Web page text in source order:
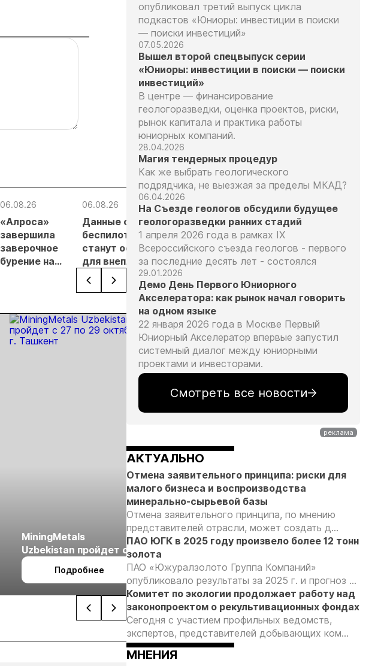
06.08.26
«Алроса»
завершила
заверочное
бурение на
06.08.26
Данные с
беспилотников
станут основанием
для внеплановых
проверок
недропользователей
05.08.26
Добыча
золота на
Камчатке
снизилась
первом
полугодии
05.08.26
Кассация
оставила в
силе
приговор
незаконной
добыче 43
серебра на
Урале
05.08.26
Эксперты
изменить
подходы к
золотодобычи
реформы
лицензирования
MiningMetals
Uzbekistan пройдет с
27 по 29 октября в г.
Ташкент
Подробнее
Выставка «Рудник
2026» пройдет в
Екатеринбурге
Подробнее
Российская
энергетическая
конференция
2026
опубликовал третий выпуск цикла
подкастов «Юниоры: инвестиции в поиски
— поиски инвестиций»
07.05.2026
Вышел второй спецвыпуск серии
«Юниоры: инвестиции в поиски — поиски
инвестиций»
В центре — финансирование
геологоразведки, оценка проектов, риски,
рынок капитала и практика работы
юниорных компаний.
28.04.2026
Магия тендерных процедур
Как же выбрать геологического
подрядчика, не выезжая за пределы МКАД?
06.04.2026
На Съезде геологов обсудили будущее
геологоразведки ранних стадий
1 апреля 2026 года в рамках IX
Всероссийского съезда геологов - первого
за последние десять лет - состоялся
29.01.2026
Демо День Первого Юниорного
Акселератора: как рынок начал говорить
на одном языке
22 января 2026 года в Москве Первый
Юниорный Акселератор впервые запустил
системный диалог между юниорными
проектами и инвесторами.
Смотреть все новости
АКТУАЛЬНО
Отмена заявительного принципа: риски для
малого бизнеса и воспроизводства
минерально-сырьевой базы
Отмена заявительного принципа, по мнению
представителей отрасли, может создать д...
ПАО ЮГК в 2025 году произвело более 12 тонн
золота
ПАО «Южуралзолото Группа Компаний»
опубликовало результаты за 2025 г. и прогноз ...
Комитет по экологии продолжает работу над
законопроектом о рекультивационных фондах
Сегодня с участием профильных ведомств,
экспертов, представителей добывающих ком...
МНЕНИЯ